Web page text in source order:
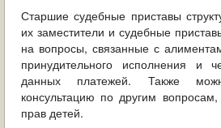
Старшие судебные приставы
их заместители и судебные
на вопросы, связанные с
принудительного исполнения и
данных платежей. Также
консультацию по другим
прав детей.